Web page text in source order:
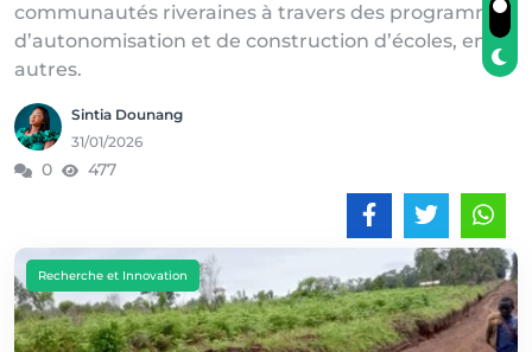
communautés riveraines à travers des programmes
d’autonomisation et de construction d’écoles, entre
autres.
Sintia Dounang
31/01/2026
0 477
Recherche et Innovation